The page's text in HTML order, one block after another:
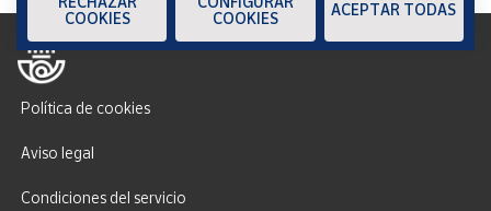
Política de cookies
Aviso legal
Condiciones del servicio
COOKIES
COOKIES
ACEPTAR TODAS